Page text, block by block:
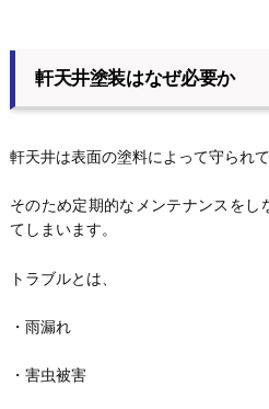
軒天井塗装はなぜ必要か
軒天井は表面の塗料によって守られて
そのため定期的なメンテナンスをし
てしまいます。
トラブルとは、
・雨漏れ
・害虫被害